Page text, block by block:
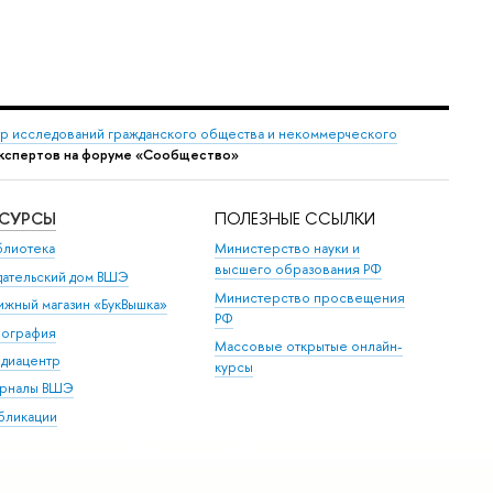
исследований гражданского общества и некоммерческого
на форуме «Сообщество»
дом ВШЭ
магазин «БукВышка»
ВШЭ
ПОЛЕЗНЫЕ ССЫЛКИ
Министерство науки и
высшего образования РФ
Министерство просвещения
РФ
Массовые открытые онлайн-
курсы